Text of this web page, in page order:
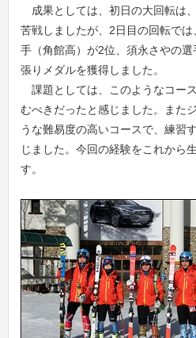
成果としては、初日の大回転は
苦戦しましたが、2日目の回転で
手（角館高）が2位、須永さやの
張りメダルを獲得しました。
課題としては、このようなコー
むべきだったと感じました。また
うな難易度の高いコースで、練習
じました。今回の経験をこれから
す。